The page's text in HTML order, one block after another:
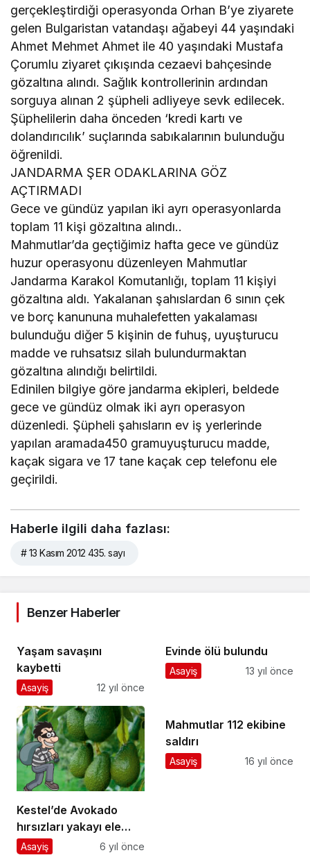
gerçekleştirdiği operasyonda Orhan B’ye ziyarete
gelen Bulgaristan vatandaşı ağabeyi 44 yaşındaki
Ahmet Mehmet Ahmet ile 40 yaşındaki Mustafa
Çorumlu ziyaret çıkışında cezaevi bahçesinde
gözaltına alındı. Sağlık kontrollerinin ardından
sorguya alınan 2 şüpheli adliyeye sevk edilecek.
Şüphelilerin daha önceden ‘kredi kartı ve
dolandırıcılık’ suçlarında sabıkalarının bulunduğu
öğrenildi.
JANDARMA ŞER ODAKLARINA GÖZ
AÇTIRMADI
Gece ve gündüz yapılan iki ayrı operasyonlarda
toplam 11 kişi gözaltına alındı..
Mahmutlar’da geçtiğimiz hafta gece ve gündüz
huzur operasyonu düzenleyen Mahmutlar
Jandarma Karakol Komutanlığı, toplam 11 kişiyi
gözaltına aldı. Yakalanan şahıslardan 6 sının çek
ve borç kanununa muhalefetten yakalaması
bulunduğu diğer 5 kişinin de fuhuş, uyuşturucu
madde ve ruhsatsız silah bulundurmaktan
gözaltına alındığı belirtildi.
Edinilen bilgiye göre jandarma ekipleri, beldede
gece ve gündüz olmak iki ayrı operasyon
düzenledi. Şüpheli şahısların ev iş yerlerinde
yapılan aramada450 gramuyuşturucu madde,
kaçak sigara ve 17 tane kaçak cep telefonu ele
geçirildi.
Haberle ilgili daha fazlası:
# 13 Kasım 2012 435. sayı
Benzer Haberler
Yaşam savaşını
kaybetti
Asayiş 12 yıl önce
Evinde ölü bulundu
Asayiş 13 yıl önce
Kestel’de Avokado
hırsızları yakayı ele
verdi!
Asayiş 6 yıl önce
Mahmutlar 112 ekibine
saldırı
Asayiş 16 yıl önce